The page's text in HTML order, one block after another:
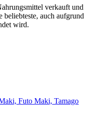
verkauft und
auch aufgrund
wird.
Futo Maki, Tamago